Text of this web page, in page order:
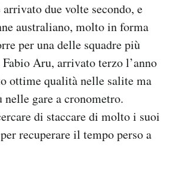
due volte secondo, e
australiano, molto in forma
per una delle squadre più
Aru, arrivato terzo l’anno
ottime qualità nelle salite ma
gare a cronometro.
di staccare di molto i suoi
recuperare il tempo perso a